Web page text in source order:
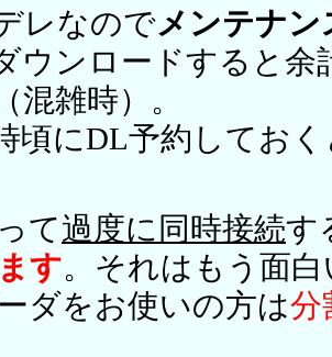
レなのでメンテナ
ウンロードすると余
混雑時）。
頃にDL予約してお
て過度に同時接続す
す。それはもう面
ダをお使いの方は分